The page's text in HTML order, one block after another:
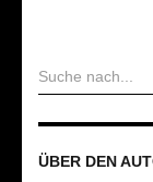
ÜBER DEN